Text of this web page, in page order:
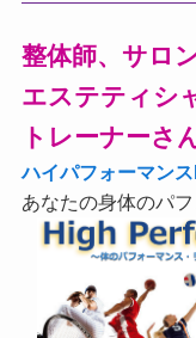
整体師、サロ
エステティシ
トレーナーさ
ハイパフォーマン
あなたの身体のパ